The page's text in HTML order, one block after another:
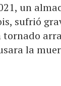
un
sufrió
tornado
la